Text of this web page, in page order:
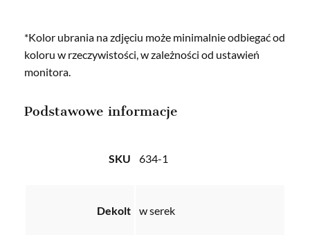
*Kolor ubrania na zdjęciu może minimalnie odbiegać od
koloru w rzeczywistości, w zależności od ustawień
monitora.
Podstawowe informacje
SKU 634-1
Dekolt w serek